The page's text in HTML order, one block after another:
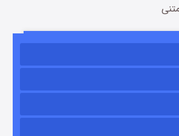
باب اسفنجی فصل ۱۷
۶ (زیرنویس) منتشر شد